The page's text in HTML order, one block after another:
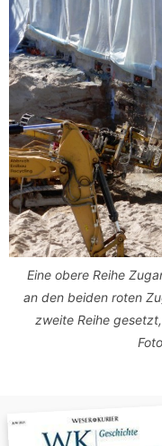
Eine obere Reihe
an den beiden roten
zweite Reihe